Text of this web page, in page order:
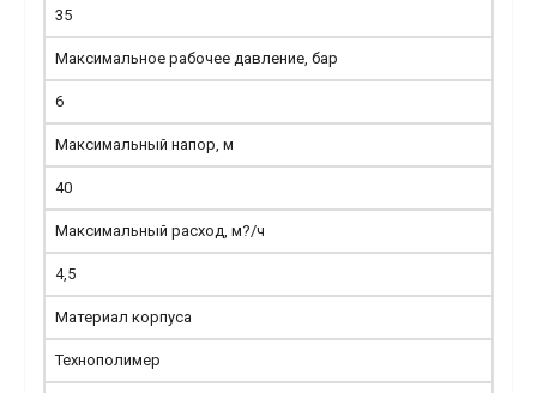
35
Максимальное рабочее давление, бар
6
Максимальный напор, м
40
Максимальный расход, м?/ч
4,5
Материал корпуса
Технополимер